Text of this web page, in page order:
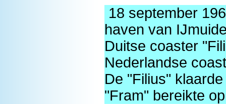
18 september
haven van
Duitse coaster
Nederlandse
De "Filius"
"Fram" bereikte